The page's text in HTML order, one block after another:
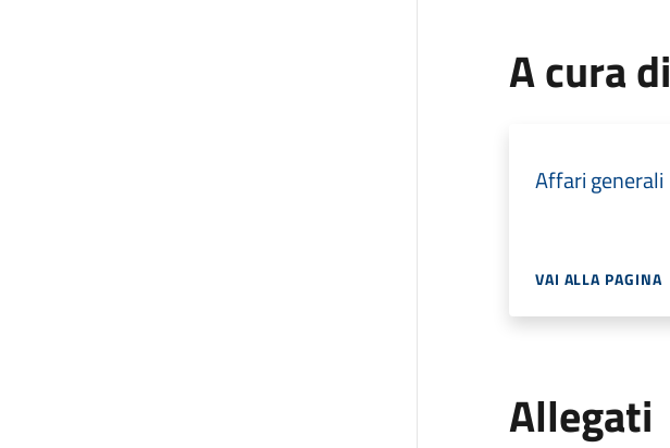
A cura di
Affari generali
VAI ALLA PAGINA
Allegati